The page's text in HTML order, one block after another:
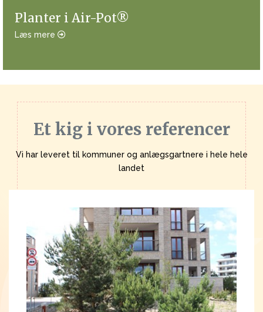
Planter i Air-Pot®
Læs mere
Et kig i vores referencer
Vi har leveret til kommuner og anlægsgartnere i hele hele
landet